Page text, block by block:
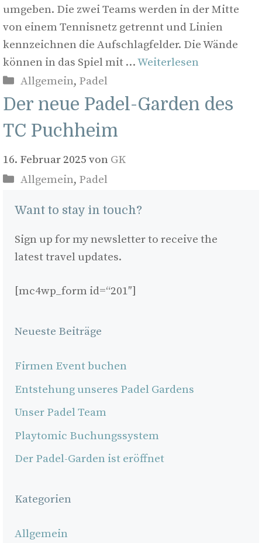
umgeben. Die zwei Teams werden in der Mitte
von einem Tennisnetz getrennt und Linien
kennzeichnen die Aufschlagfelder. Die Wände
können in das Spiel mit …Weiterlesen
Kategorien
Allgemein, Padel
Der neue Padel-Garden des
TC Puchheim
16. Februar 2025 von GK
Kategorien
Allgemein, Padel
Want to stay in touch?
Sign up for my newsletter to receive the
latest travel updates.
[mc4wp_form id=“201″]
Neueste Beiträge
Firmen Event buchen
Entstehung unseres Padel Gardens
Unser Padel Team
Playtomic Buchungssystem
Der Padel-Garden ist eröffnet
Kategorien
Allgemein